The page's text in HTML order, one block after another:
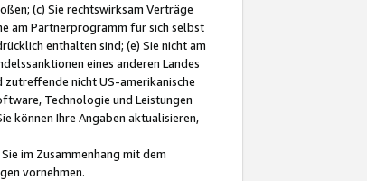
(c) Sie rechtswirksam Verträge
am Partnerprogramm für sich selbst
enthalten sind; (e) Sie nicht am
eines anderen Landes
zutreffende nicht US-amerikanische
Technologie und Leistungen
können Ihre Angaben aktualisieren,
im Zusammenhang mit dem
vornehmen.